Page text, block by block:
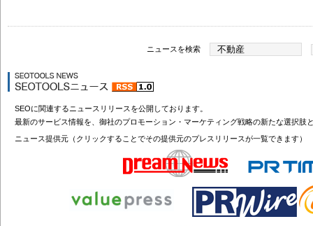
ニュースを検索
SEOに関連するニュースリリースを公開しております。
最新のサービス情報を、御社のプロモーション・マーケティング戦略の新たな選択肢
ニュース提供元（クリックすることでその提供元のプレスリリースが一覧できます）